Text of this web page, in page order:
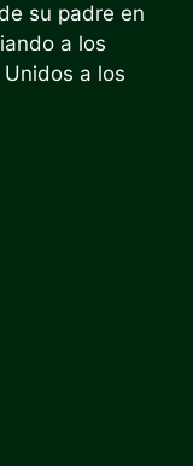
su padre en
a los
a los